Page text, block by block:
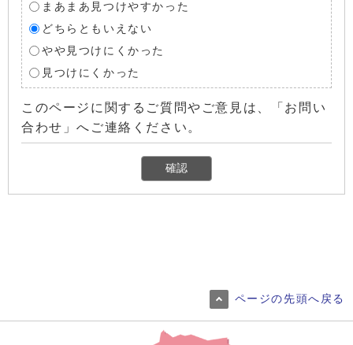
まあまあ見つけやすかった
どちらともいえない
やや見つけにくかった
見つけにくかった
このページに関するご質問やご意見は、「お問い
合わせ」へご連絡ください。
ページの先頭へ戻る